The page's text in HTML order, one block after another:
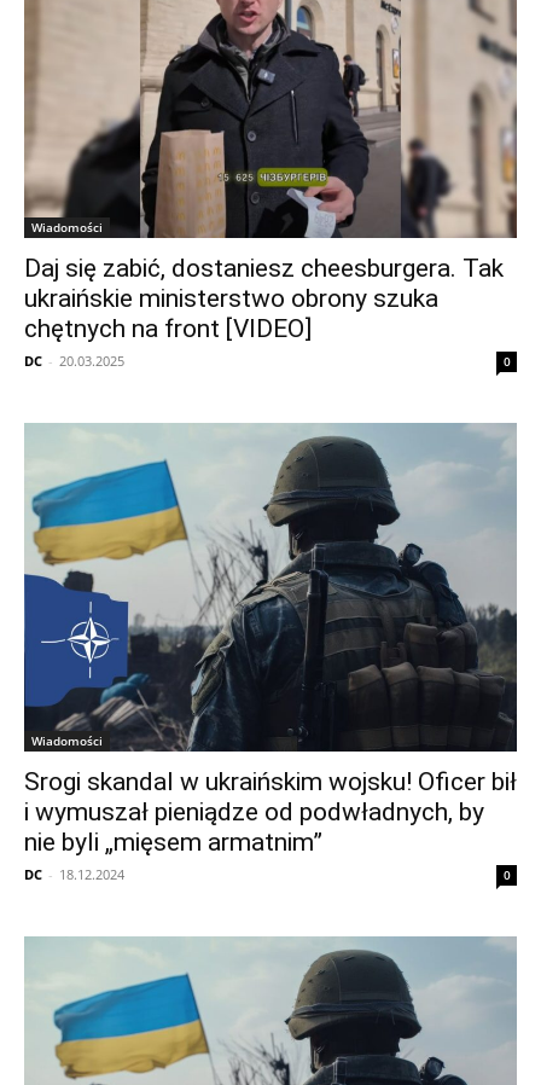
Wiadomości
Daj się zabić, dostaniesz cheesburgera. Tak
ukraińskie ministerstwo obrony szuka
chętnych na front [VIDEO]
DC - 20.03.2025 0
Wiadomości
Srogi skandal w ukraińskim wojsku! Oficer bił
i wymuszał pieniądze od podwładnych, by
nie byli „mięsem armatnim”
DC - 18.12.2024 0